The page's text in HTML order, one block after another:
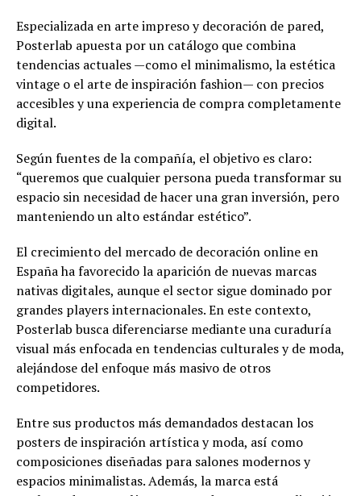
Especializada en arte impreso y decoración de pared,
Posterlab apuesta por un catálogo que combina
tendencias actuales —como el minimalismo, la estética
vintage o el arte de inspiración fashion— con precios
accesibles y una experiencia de compra completamente
digital.
Según fuentes de la compañía, el objetivo es claro:
“queremos que cualquier persona pueda transformar su
espacio sin necesidad de hacer una gran inversión, pero
manteniendo un alto estándar estético”.
El crecimiento del mercado de decoración online en
España ha favorecido la aparición de nuevas marcas
nativas digitales, aunque el sector sigue dominado por
grandes players internacionales. En este contexto,
Posterlab busca diferenciarse mediante una curaduría
visual más enfocada en tendencias culturales y de moda,
alejándose del enfoque más masivo de otros
competidores.
Entre sus productos más demandados destacan los
posters de inspiración artística y moda, así como
composiciones diseñadas para salones modernos y
espacios minimalistas. Además, la marca está